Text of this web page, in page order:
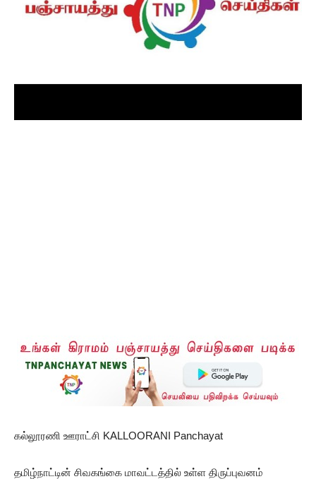
கல்லூரணி ஊராட்சி KALLOORANI Panchayat
தமிழ்நாட்டின் சிவகங்கை மாவட்டத்தில் உள்ள திருப்புவனம்